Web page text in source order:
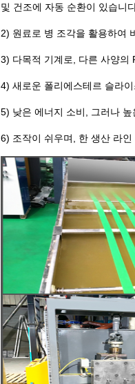
및 건조에 자동 순환이 있습니
2) 원료로 병 조각을 활용하여
3) 다목적 기계로, 다른 사양의
4) 새로운 폴리에스테르 슬라
5) 낮은 에너지 소비, 그러나 높
6) 조작이 쉬우며, 한 생산 라